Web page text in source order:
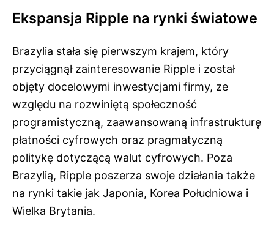
Ekspansja Ripple na rynki światowe
Brazylia stała się pierwszym krajem, który
przyciągnął zainteresowanie Ripple i został
objęty docelowymi inwestycjami firmy, ze
względu na rozwiniętą społeczność
programistyczną, zaawansowaną infrastrukturę
płatności cyfrowych oraz pragmatyczną
politykę dotyczącą walut cyfrowych. Poza
Brazylią, Ripple poszerza swoje działania także
na rynki takie jak Japonia, Korea Południowa i
Wielka Brytania.